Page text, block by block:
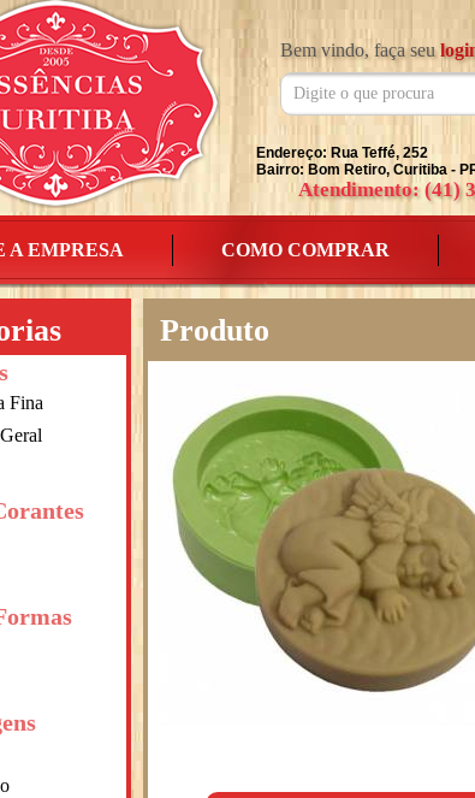
A EMPRESA COMO COMPRAR
Bem vindo, faça seu
Endereço: Rua Teffé, 252
Bairro: Bom Retiro, Curitiba -
Atendimento: (41)
Fina
Produto